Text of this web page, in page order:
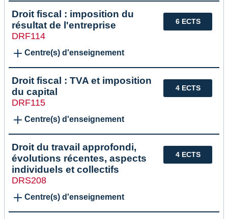
6 ECTS
Droit fiscal : imposition du
résultat de l'entreprise
DRF114
Centre(s) d'enseignement
4 ECTS
Droit fiscal : TVA et imposition
du capital
DRF115
Centre(s) d'enseignement
4 ECTS
Droit du travail approfondi,
évolutions récentes, aspects
individuels et collectifs
DRS208
Centre(s) d'enseignement